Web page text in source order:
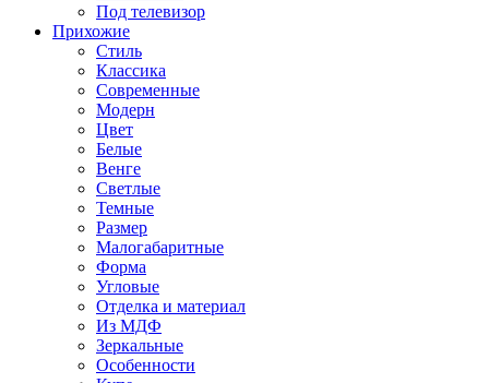
Под телевизор
Прихожие
Стиль
Классика
Современные
Модерн
Цвет
Белые
Венге
Светлые
Темные
Размер
Малогабаритные
Форма
Угловые
Отделка и материал
Из МДФ
Зеркальные
Особенности